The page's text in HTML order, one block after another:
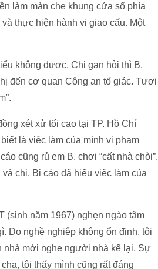
làm màn che khung cửa sổ phía
thực hiện hành vi giao cấu. Một
không được. Chị gạn hỏi thì B.
đến cơ quan Công an tố giác. Tươi
xét xử tối cao tại TP. Hồ Chí
là việc làm của mình vi phạm
cũng rủ em B. chơi “cất nhà chòi”.
chị. Bị cáo đã hiểu việc làm của
(sinh năm 1967) nghẹn ngào tâm
Do nghề nghiệp không ổn định, tôi
nhà mới nghe người nhà kể lại. Sự
tôi thấy mình cũng rất đáng